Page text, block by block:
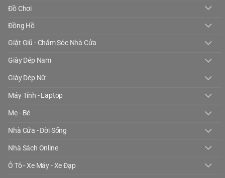
Đồ Chơi
Đồng Hồ
Giặt Giũ - Chăm Sóc Nhà Cửa
Giày Dép Nam
Giày Dép Nữ
Máy Tính - Laptop
Mẹ - Bé
Nhà Cửa - Đời Sống
Nhà Sách Online
Ô Tô - Xe Máy - Xe Đạp